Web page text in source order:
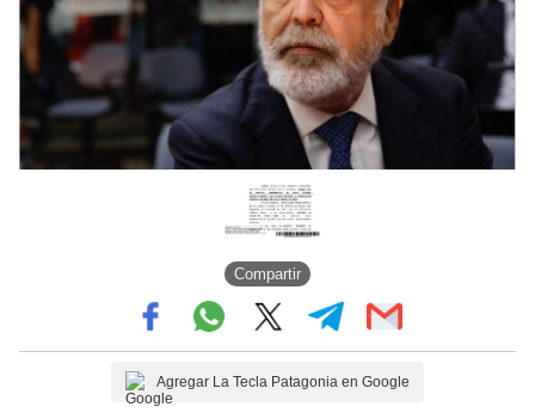
Compartir
Agregar La Tecla Patagonia en Google